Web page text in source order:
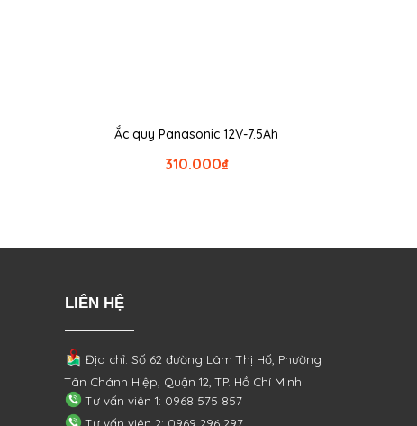
Ắc quy Panasonic 12V-7.5Ah
₫
310.000
LIÊN HỆ
Địa chỉ: Số 62 đường Lâm Thị Hố, Phường
Tân Chánh Hiệp, Quận 12, TP. Hồ Chí Minh
Tư vấn viên 1: 0968 575 857